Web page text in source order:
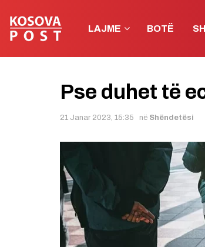
LAJME BOTË
Pse duhet të
21 Janar 2023, 15:35 në Shëndetësi